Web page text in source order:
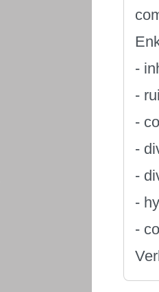
-
-
-
-
-
-
-